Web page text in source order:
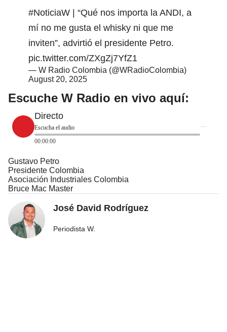
#NoticiaW | “Qué nos importa la ANDI, a
mí no me gusta el whisky ni que me
inviten”, advirtió el presidente Petro.
pic.twitter.com/ZXgZj7YfZ1
— W Radio Colombia (@WRadioColombia)
August 20, 2025
Escuche W Radio en vivo aquí:
Directo
Escucha el audio
00:00:00
Gustavo Petro
Presidente Colombia
Asociación Industriales Colombia
Bruce Mac Master
José David Rodríguez
Periodista W.